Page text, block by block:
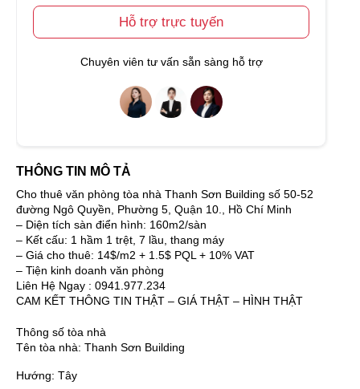
Hỗ trợ trực tuyến
Chuyên viên tư vấn sẵn sàng hỗ trợ
THÔNG TIN MÔ TẢ
Cho thuê văn phòng tòa nhà Thanh Sơn Building số 50-52
đường Ngô Quyền, Phường 5, Quận 10., Hồ Chí Minh
– Diện tích sàn điển hình: 160m2/sàn
– Kết cấu: 1 hầm 1 trệt, 7 lầu, thang máy
– Giá cho thuê: 14$/m2 + 1.5$ PQL + 10% VAT
– Tiện kinh doanh văn phòng
Liên Hệ Ngay : 0941.977.234
CAM KẾT THÔNG TIN THẬT – GIÁ THẬT – HÌNH THẬT
Thông số tòa nhà
Tên tòa nhà: Thanh Sơn Building
Hướng: Tây